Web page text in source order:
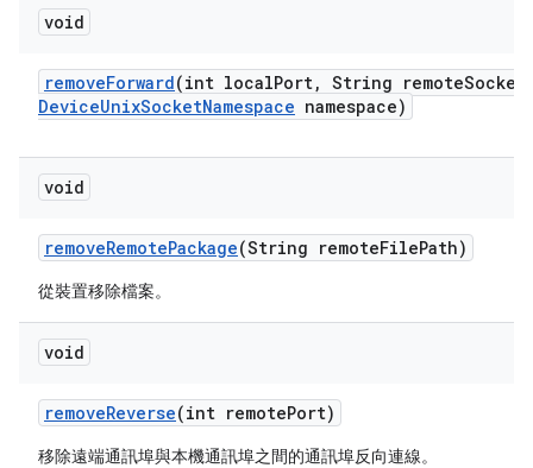
void
removeForward(int localPort, String remoteSocket
DeviceUnixSocketNamespace namespace)
void
removeRemotePackage(String remoteFilePath)
從裝置移除檔案。
void
removeReverse(int remotePort)
移除遠端通訊埠與本機通訊埠之間的通訊埠反向連線。